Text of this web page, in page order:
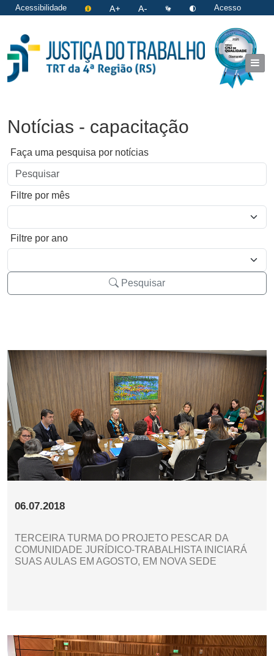
Acessibilidade
Acesso
Notícias - capacitação
Faça uma pesquisa por notícias
Filtre por mês
Filtre por ano
Pesquisar
06.07.2018
TERCEIRA TURMA DO PROJETO PESCAR DA
COMUNIDADE JURÍDICO-TRABALHISTA INICIARÁ
SUAS AULAS EM AGOSTO, EM NOVA SEDE